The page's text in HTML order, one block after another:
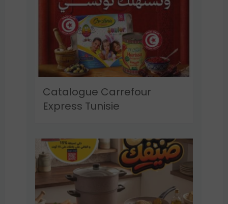
Catalogue Carrefour
Express Tunisie